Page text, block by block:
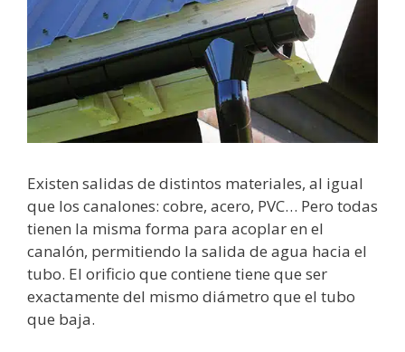
Existen salidas de distintos materiales, al igual
que los canalones: cobre, acero, PVC… Pero todas
tienen la misma forma para acoplar en el
canalón, permitiendo la salida de agua hacia el
tubo. El orificio que contiene tiene que ser
exactamente del mismo diámetro que el tubo
que baja.